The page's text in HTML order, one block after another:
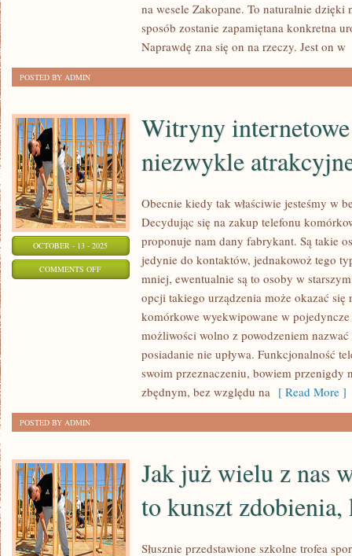
SPOSOBÓW.
NAJATRAKCYJNIEJSZE
OCZYWIŚCIE
na wesele Zakopane. To naturalnie
sposób zostanie zapamiętana konkretna
Naprawdę zna się on na rzeczy. Jest on w
POSTED BY ADMIN
OCTOBER - 13 - 2025
COMMENTS OFFON
INTERNETOWE
ATRAKCYJNE
Witryny internetowe
niezwykle
Obecnie kiedy tak właściwie jesteśmy w
Decydując się na zakup telefonu
proponuje nam dany fabrykant. Są takie
jedynie do kontaktów, jednakowoż tego
mniej, ewentualnie są to osoby w
opcji takiego urządzenia może okazać
komórkowe wyekwipowane w
możliwości wolno z powodzeniem
posiadanie nie upływa. Funkcjonalność
swoim przeznaczeniu, bowiem przenigdy
zbędnym, bez względu na [ Read More ]
POSTED BY ADMIN
Jak już wielu z nas
to kunszt zdobienia,
Słusznie przedstawione szkolne trofea